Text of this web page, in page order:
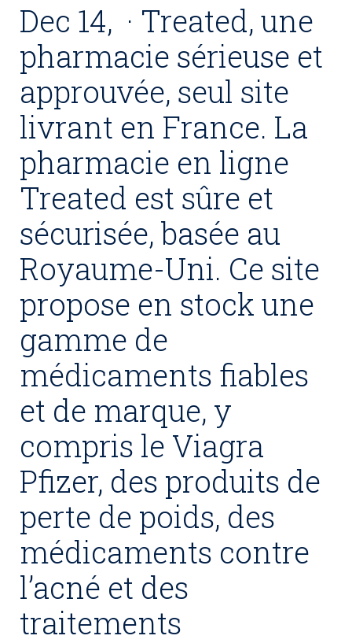
Dec 14, · Treated, une
pharmacie sérieuse et
approuvée, seul site
livrant en France. La
pharmacie en ligne
Treated est sûre et
sécurisée, basée au
Royaume-Uni. Ce site
propose en stock une
gamme de
médicaments fiables
et de marque, y
compris le Viagra
Pfizer, des produits de
perte de poids, des
médicaments contre
l’acné et des
traitements